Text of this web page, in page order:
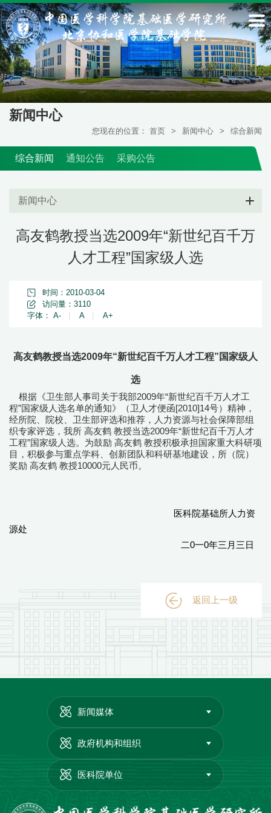
新闻中心
您现在的位置： 首页 > 新闻中心 > 综合新闻
综合新闻 通知公告 采购公告
新闻中心
高友鹤教授当选2009年“新世纪百千万
人才工程”国家级人选
时间：2010-03-04
访问量： 3110
字体： A- A A+
高友鹤教授当选2009年“新世纪百千万人才工程”国家级人
选
根据《卫生部人事司关于我部2009年“新世纪百千万人才工
程”国家级人选名单的通知》（卫人才便函[2010]14号）精神，
经所院、院校、卫生部评选和推荐，人力资源与社会保障部组
织专家评选，我所 高友鹤 教授当选2009年“新世纪百千万人才
工程”国家级人选。为鼓励 高友鹤 教授积极承担国家重大科研项
目，积极参与重点学科、创新团队和科研基地建设，所（院）
奖励 高友鹤 教授10000元人民币。
医科院基础所人力资
源处
二0一0年三月三日
返回上一级
新闻媒体
政府机构和组织
医科院单位